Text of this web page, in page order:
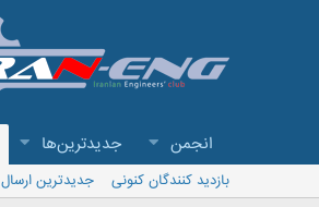
انجمن جدیدترین‌ها
بازدید کنندگان کنونی جدیدترین